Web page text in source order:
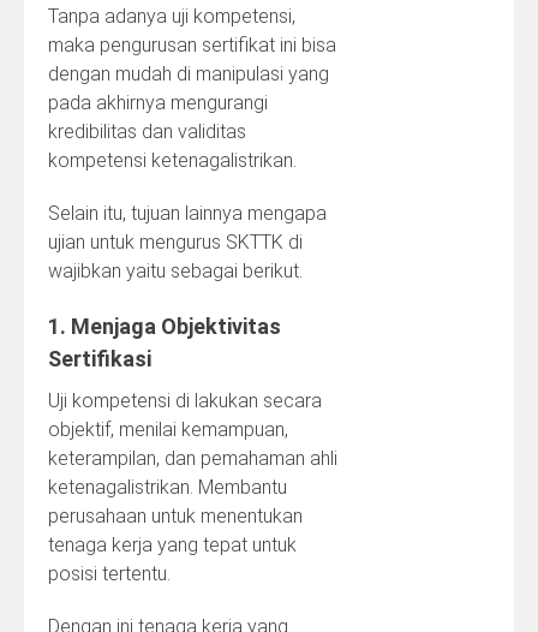
Tanpa adanya uji kompetensi,
maka pengurusan sertifikat ini bisa
dengan mudah di manipulasi yang
pada akhirnya mengurangi
kredibilitas dan validitas
kompetensi ketenagalistrikan.
Selain itu, tujuan lainnya mengapa
ujian untuk mengurus SKTTK di
wajibkan yaitu sebagai berikut.
1. Menjaga Objektivitas
Sertifikasi
Uji kompetensi di lakukan secara
objektif, menilai kemampuan,
keterampilan, dan pemahaman ahli
ketenagalistrikan. Membantu
perusahaan untuk menentukan
tenaga kerja yang tepat untuk
posisi tertentu.
Dengan ini tenaga kerja yang